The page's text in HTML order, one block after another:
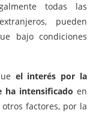
todas las
pueden
bajo condiciones
el interés por la
ha intensificado en
factores, por la